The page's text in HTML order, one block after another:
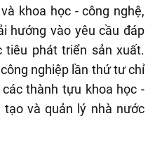
khoa học - công nghệ,
hướng vào yêu cầu đáp
phát triển sản xuất.
nghiệp lần thứ tư chỉ
thành tựu khoa học -
tạo và quản lý nhà nước